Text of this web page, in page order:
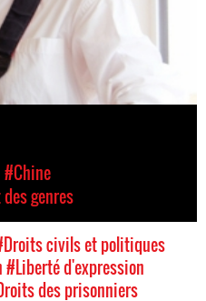
#Chine
genres
civils et politiques
#Liberté d'expression
des prisonniers